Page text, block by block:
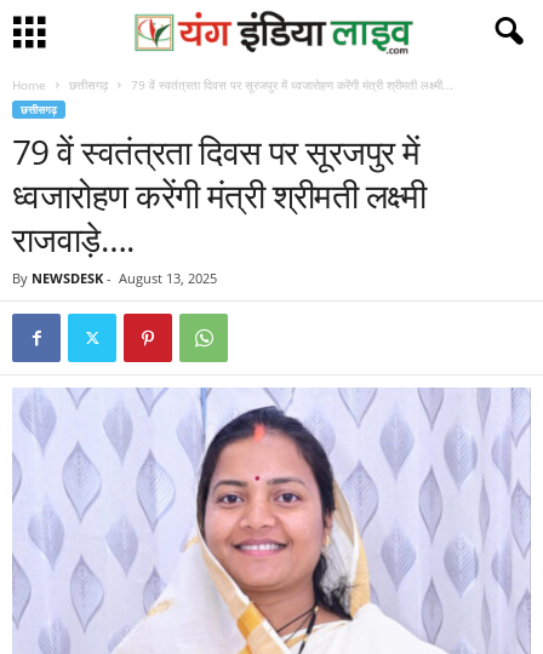
Home छत्तीसगढ़ 79 वें स्वतंत्रता दिवस पर सूरजपुर में ध्वजारोहण करेंगी मंत्री श्रीमती लक्ष्मी...
छत्तीसगढ़
79 वें स्वतंत्रता दिवस पर सूरजपुर में
ध्वजारोहण करेंगी मंत्री श्रीमती लक्ष्मी
राजवाड़े….
By NEWSDESK - August 13, 2025